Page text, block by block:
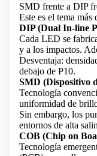
SMD frente a DIP
Este es el tema
DIP (Dual In-line
Cada LED se
y a los impactos.
Desventaja:
debajo de P10.
SMD (Dispositivo
Tecnología
uniformidad de
Sin embargo, los
entornos de alta
COB (Chip on
Tecnología